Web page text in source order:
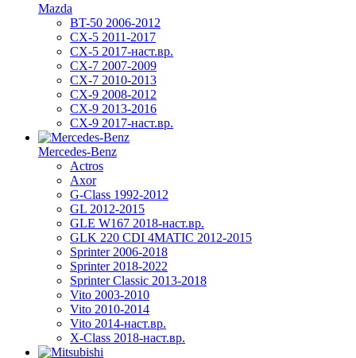
Mazda
BT-50 2006-2012
CX-5 2011-2017
CX-5 2017-наст.вр.
CX-7 2007-2009
CX-7 2010-2013
CX-9 2008-2012
CX-9 2013-2016
CX-9 2017-наст.вр.
Mercedes-Benz
Actros
Axor
G-Class 1992-2012
GL 2012-2015
GLE W167 2018-наст.вр.
GLK 220 CDI 4MATIC 2012-2015
Sprinter 2006-2018
Sprinter 2018-2022
Sprinter Classic 2013-2018
Vito 2003-2010
Vito 2010-2014
Vito 2014-наст.вр.
X-Class 2018-наст.вр.